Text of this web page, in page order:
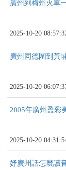
廣州到梅州火車
2025-10-20
廣州同德圍到黃
2025-10-20
2005年廣州盈彩
2025-10-20
妤廣州話怎麼讀